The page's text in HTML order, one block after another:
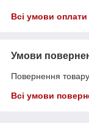
Всі умови оплати
Умови
Повернення
Всі умови